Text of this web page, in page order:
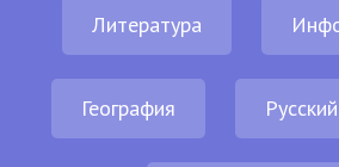
Литература
География